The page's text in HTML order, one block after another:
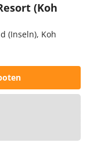
(Koh
(Inseln), Koh